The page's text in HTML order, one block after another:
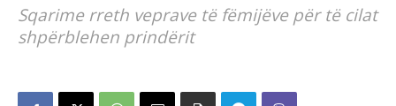
Sqarime rreth veprave të fëmijëve për të cilat
shpërblehen prindërit